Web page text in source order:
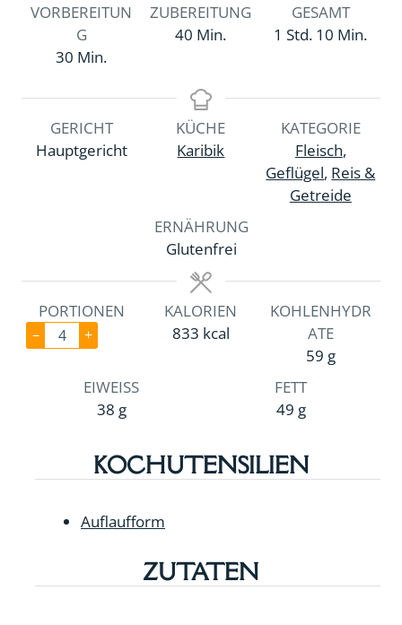
VORBEREITUN
G
30 M
n
u
t
Min.
ZUBEREITUNG
40 M
u
t
e
Min.
GESAMT
1 S
n
d
Std. 10 M
u
t
e
n
Min.
GERICHT
Hauptgericht
KÜCHE
Karibik
KATEGORIE
Fleisch,
Geflügel, Reis &
Getreide
ERNÄHRUNG
Glutenfrei
PORTIONEN
– +
KALORIEN
833 kcal
KOHLENHYDR
ATE
59 g
EIWEISS
38 g
FETT
49 g
KOCHUTENSILIEN
Auflaufform
ZUTATEN